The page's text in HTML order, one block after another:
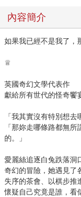
內容簡介
如果我已經不是我了，
♕
英國奇幻文學代表作
獻給所有世代的怪奇饗
「我其實沒有特別想去
「那妳走哪條路都無
的。」
愛麗絲追逐白兔跌落洞
奇幻的冒險，她遇見了
失序的茶會、以棋步推
懷疑自己究竟是誰，看